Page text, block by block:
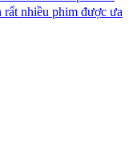
nhiều phim được ưa